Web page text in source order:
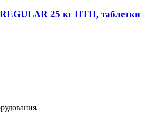
25 кг HTH, таблетки